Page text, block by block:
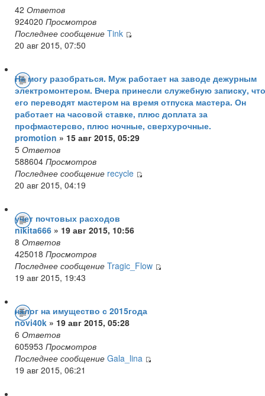
42 Ответов
924020 Просмотров
Последнее сообщение Tink
20 авг 2015, 07:50
Не могу разобраться. Муж работает на заводе дежурным
электромонтером. Вчера принесли служебную записку, что
его переводят мастером на время отпуска мастера. Он
работает на часовой ставке, плюс доплата за
профмастерсво, плюс ночные, сверхурочные.
promotion » 15 авг 2015, 05:29
5 Ответов
588604 Просмотров
Последнее сообщение recycle
20 авг 2015, 04:19
учет почтовых расходов
nikita666 » 19 авг 2015, 10:56
8 Ответов
425018 Просмотров
Последнее сообщение Tragic_Flow
19 авг 2015, 19:43
налог на имущество с 2015года
novi40k » 19 авг 2015, 05:28
6 Ответов
605953 Просмотров
Последнее сообщение Gala_lina
19 авг 2015, 06:21